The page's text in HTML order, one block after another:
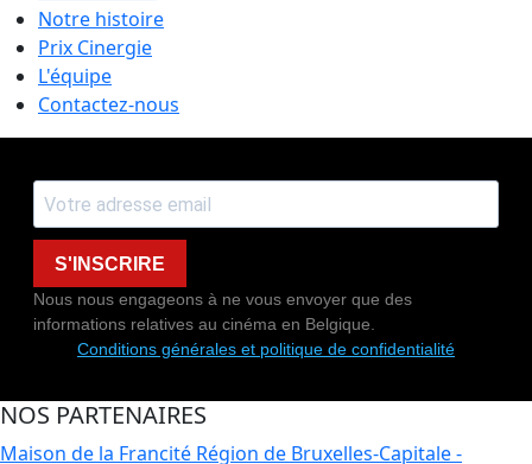
Notre histoire
Prix Cinergie
L'équipe
Contactez-nous
S'INSCRIRE
Nous nous engageons à ne vous envoyer que des
informations relatives au cinéma en Belgique.
Conditions générales et politique de confidentialité
NOS PARTENAIRES
Maison de la Francité Région de Bruxelles-Capitale -